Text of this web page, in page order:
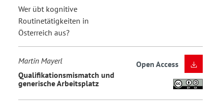
Wer übt kognitive
Routinetätigkeiten in
Österreich aus?
Martin Mayerl
Qualifikationsmismatch und
generische Arbeitsplatz
Open Access